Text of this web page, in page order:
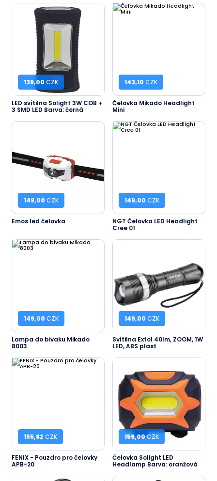
139,00 CZK
LED svítilna Solight 3W COB +
3 SMD LED Barva: černá
143,10 CZK
Čelovka Mikado Headlight
Mini
149,00 CZK
Emos led čelovka
149,00 CZK
NGT Čelovka LED Headlight
Cree 01
149,00 CZK
Lampa do bivaku Mikado
8003
149,00 CZK
Svítilna Extol 40lm, ZOOM, 1W
LED, ABS plast
155,82 CZK
FENIX - Pouzdro pro čelovky
APB-20
159,00CZK
Čelovka Solight LED
Headlamp Barva: oranžová